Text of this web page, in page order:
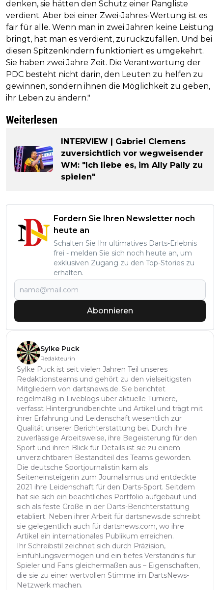
denken, sie hätten den Schutz einer Rangliste
verdient. Aber bei einer Zwei-Jahres-Wertung ist es
fair für alle. Wenn man in zwei Jahren keine Leistung
bringt, hat man es verdient, zurückzufallen. Und bei
diesen Spitzenkindern funktioniert es umgekehrt.
Sie haben zwei Jahre Zeit. Die Verantwortung der
PDC besteht nicht darin, den Leuten zu helfen zu
gewinnen, sondern ihnen die Möglichkeit zu geben,
ihr Leben zu ändern."
Weiterlesen
INTERVIEW | Gabriel Clemens
zuversichtlich vor wegweisender
WM: "Ich liebe es, im Ally Pally zu
spielen"
Fordern Sie Ihren Newsletter noch
heute an
Schalten Sie Ihr ultimatives Darts-Erlebnis
frei - melden Sie sich noch heute an, um
exklusiven Zugang zu den Top-Stories zu
erhalten.
Abonnieren
Sylke Puck
Redakteurin
Sylke Puck ist seit vielen Jahren Teil unseres
Redaktionsteams und gehört zu den vielseitigsten
Mitgliedern von dartsnews.de. Sie berichtet
regelmäßig in Liveblogs über aktuelle Turniere,
verfasst Hintergrundberichte und Artikel und trägt mit
ihrer Erfahrung und Leidenschaft wesentlich zur
Qualität unserer Berichterstattung bei. Durch ihre
zuverlässige Arbeitsweise, ihre Begeisterung für den
Sport und ihren Blick für Details ist sie zu einem
unverzichtbaren Bestandteil des Teams geworden.
Die deutsche Sportjournalistin kam als
Seiteneinsteigerin zum Journalismus und entdeckte
2021 ihre Leidenschaft für den Darts-Sport. Seitdem
hat sie sich ein beachtliches Portfolio aufgebaut und
sich als feste Größe in der Darts-Berichterstattung
etabliert. Neben ihrer Arbeit für dartsnews.de schreibt
sie gelegentlich auch für dartsnews.com, wo ihre
Artikel ein internationales Publikum erreichen.
Ihr Schreibstil zeichnet sich durch Präzision,
Einfühlungsvermögen und ein tiefes Verständnis für
Spieler und Fans gleichermaßen aus – Eigenschaften,
die sie zu einer wertvollen Stimme im DartsNews-
Netzwerk machen.